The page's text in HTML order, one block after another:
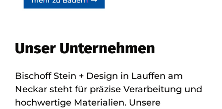
Unser Unternehmen
Bischoff Stein + Design in Lauffen am
Neckar steht für präzise Verarbeitung und
hochwertige Materialien. Unsere